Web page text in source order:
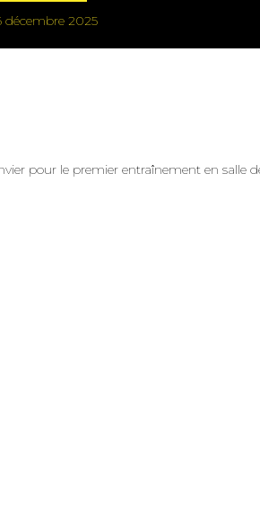
décembre 2025
pour le premier entraînement en salle